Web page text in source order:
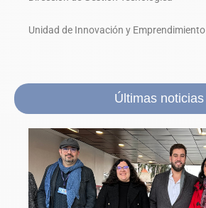
Unidad de Innovación y Emprendimiento
Últimas noticias